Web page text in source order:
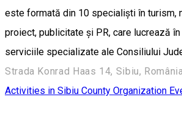
este formată din 10 specialiști în turism,
proiect, publicitate și PR, care lucrează
serviciile specializate ale Consiliului
Strada Konrad Haas 14, Sibiu, România
Activities in Sibiu County Organization